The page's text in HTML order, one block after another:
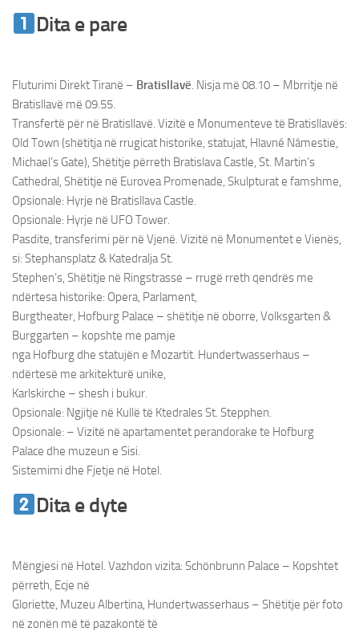
Dita e pare
Fluturimi Direkt Tiranë – Bratisllavë. Nisja më 08.10 – Mbrritje në
Bratisllavë më 09.55.
Transfertë për në Bratisllavë. Vizitë e Monumenteve të Bratisllavës:
Old Town (shëtitja në rrugicat historike, statujat, Hlavné Námestie,
Michael’s Gate), Shëtitje përreth Bratislava Castle, St. Martin’s
Cathedral, Shëtitje në Eurovea Promenade, Skulpturat e famshme,
Opsionale: Hyrje në Bratisllava Castle.
Opsionale: Hyrje në UFO Tower.
Pasdite, transferimi për në Vjenë. Vizitë në Monumentet e Vienës,
si: Stephansplatz & Katedralja St.
Stephen’s, Shëtitje në Ringstrasse – rrugë rreth qendrës me
ndërtesa historike: Opera, Parlament,
Burgtheater, Hofburg Palace – shëtitje në oborre, Volksgarten &
Burggarten – kopshte me pamje
nga Hofburg dhe statujën e Mozartit. Hundertwasserhaus –
ndërtesë me arkitekturë unike,
Karlskirche – shesh i bukur.
Opsionale: Ngjitje në Kullë të Ktedrales St. Stepphen.
Opsionale: – Vizitë në apartamentet perandorake te Hofburg
Palace dhe muzeun e Sisi.
Sistemimi dhe Fjetje në Hotel.
Dita e dyte
Mëngjesi në Hotel. Vazhdon vizita: Schönbrunn Palace – Kopshtet
përreth, Ecje në
Gloriette, Muzeu Albertina, Hundertwasserhaus – Shëtitje për foto
në zonën më të pazakontë të